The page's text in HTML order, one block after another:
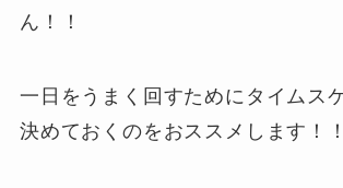
ん！！
一日をうまく回すためにタイムス
決めておくのをおススメします！！